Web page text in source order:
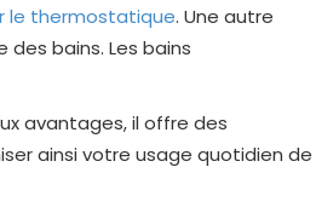
le thermostatique. Une autre
bains. Les bains
avantages, il offre des
ainsi votre usage quotidien de